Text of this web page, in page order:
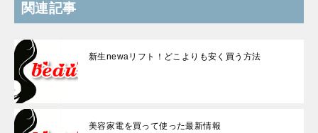
関連記事
新生newaリフト！どこよりも安く買う方法
美容家電を買って使った最新情報